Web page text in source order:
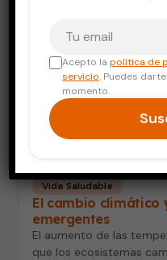
Vida Saludable
El cambio climático
emergentes
El aumento de las
que los ecosistemas
Acepto lapolítica de
servicio. Puedes
momento.